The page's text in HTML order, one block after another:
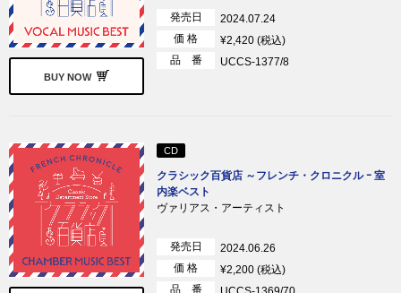
BUY NOW
発売日
2024.07.24
価 格
¥2,420 (税込)
品 番
UCCS-1377/8
CD
クラシック百貨店 ～フレンチ・クロニクル ｰ 室
内楽ベスト
ヴァリアス・アーティスト
発売日
2024.06.26
価 格
¥2,200 (税込)
品 番